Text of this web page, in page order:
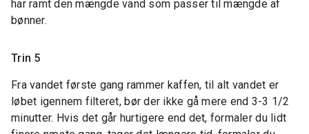
har ramt den mængde vand som passer til mængde af
bønner.
Trin 5
Fra vandet første gang rammer kaffen, til alt vandet er
løbet igennem filteret, bør der ikke gå mere end 3-3 1/2
minutter. Hvis det går hurtigere end det, formaler du lidt